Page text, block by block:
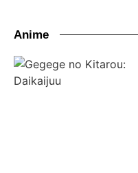
Anime